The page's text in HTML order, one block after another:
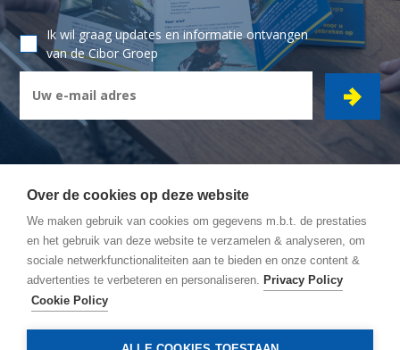
Ik wil graag updates en informatie ontvangen
van de Cibor Groep
CIBOR GROEP- Ambachtsstraat 7 - 2450 Meerhout
Wegbeschrijving
Algemene Voorwaarden
Cookie policy
Over de cookies op deze website
We maken gebruik van cookies om gegevens m.b.t. de prestaties
en het gebruik van deze website te verzamelen & analyseren, om
sociale netwerkfunctionaliteiten aan te bieden en onze content &
advertenties te verbeteren en personaliseren. Privacy Policy
Cookie Policy